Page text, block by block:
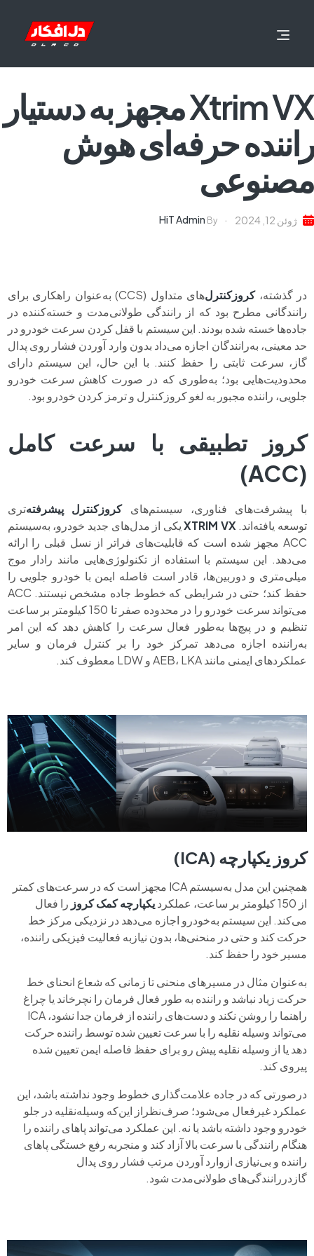
Xtrim VX مجهز به دستیار
راننده حرفه‌ای هوش
مصنوعی
ژوئن 12, 2024 By
HiT Admin
در گذشته،کروزکنترل‌
های متداول (CCS) به‌عنوان راهکاری برای
رانندگانی مطرح بود که از رانندگی طولانی‌مدت و خسته‌کننده در
جاده‌ها خسته شده بودند. این سیستم با قفل کردن سرعت خودرو در
حد معینی، به‌رانندگان اجازه می‌داد بدون وارد آوردن ‌فشار روی پدال
گاز، سرعت ثابتی را حفظ کنند. با این حال، این سیستم دارای
محدودیت‌هایی بود؛ به‌طوری که در صورت کاهش سرعت خودرو
جلویی، راننده مجبور به لغو کروزکنترل و ترمز کردن خودرو بود.
کروز تطبیقی با سرعت کامل
(ACC)
با پیشرفت‌های فناوری، سیستم‌هایکروزکنترل پیشرفته‌تری
توسعه یافته‌اند.XTRIM VXیکی از مدل‌های جدید خودرو، به‌سیستم
ACC مجهز شده است که قابلیت‌های فراتر از نسل قبلی را ارائه
می‌دهد. این سیستم با استفاده از تکنولوژی‌هایی مانند رادار موج
میلی‌متری و دوربین‌ها، قادر است فاصله ایمن با خودرو جلویی را
حفظ کند؛ حتی در شرایطی که خطوط جاده مشخص نیستند. ACC
می‌تواند سرعت خودرو را در محدوده صفر تا 150 کیلومتر بر ساعت
تنظیم و در پیچ‌ها به‌طور فعال سرعت را کاهش دهد که این امر
به‌راننده اجازه می‌دهد تمرکز خود را بر کنترل فرمان و سایر
عملکردهای ایمنی مانند AEB، LKA و LDW معطوف کند.
کروز یکپارچه (ICA)
همچنین این مدل به‌سیستم ICA مجهز است که در سرعت‌های کمتر
از 150 کیلومتر بر ساعت، عملکرد
یکپارچه کمک کروز را فعال
می‌کند. این سیستم به‌خودرو اجازه می‌دهد در نزدیکی مرکز خط
حرکت کند و حتی در منحنی‌ها، بدون نیازبه‌ فعالیت فیزیکی راننده،
مسیر خود را حفظ کند.
به‌عنوان مثال در مسیرهای منحنی تا زمانی که شعاع انحنای خط
حرکت زیاد نباشد و راننده به‌ طور فعال فرمان را نچرخاند یا چراغ
راهنما را روشن نکند و دست‌های راننده از فرمان جدا نشود، ICA
می‌تواند وسیله‌ نقلیه را با سرعت تعیین‌ شده توسط راننده حرکت
دهد یا از وسیله‌ نقلیه پیش رو برای حفظ فاصله ایمن تعیین‌ شده
پیروی کند.
درصورتی که در جاده علامت‌گذاری خطوط وجود نداشته باشد، این
عملکرد غیرفعال می‌شود؛ صرف‌نظراز این‌که وسیله‌نقلیه در جلو
خودرو وجود داشته باشد یا نه. این عملکرد می‌تواند پاهای راننده را
هنگام رانندگی با سرعت بالا آزاد کند و منجربه‌ رفع خستگی پاهای
راننده و بی‌نیازی ازوارد آوردن مرتب فشار روی پدال
گازدررانندگی‌های طولانی‌مدت شود.